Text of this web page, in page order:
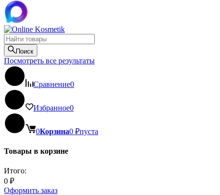
Поиск
Посмотреть все результаты
Сравнение0
Избранное0
0Корзина0 ₽пуста
Товары в корзине
Итого:
0 ₽
Оформить заказ